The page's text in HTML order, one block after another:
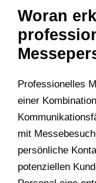
Woran
Professionelles
einer
mit
persönliche
potenziellen